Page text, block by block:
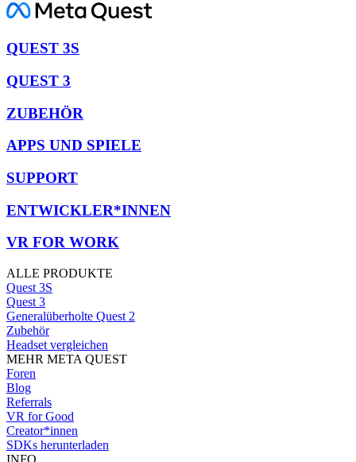
QUEST 3S
QUEST 3
ZUBEHÖR
APPS UND SPIELE
SUPPORT
ENTWICKLER*INNEN
VR FOR WORK
ALLE PRODUKTE
Quest 3S
Quest 3
Generalüberholte Quest 2
Zubehör
Headset vergleichen
MEHR META QUEST
Foren
Blog
Referrals
VR for Good
Creator*innen
SDKs herunterladen